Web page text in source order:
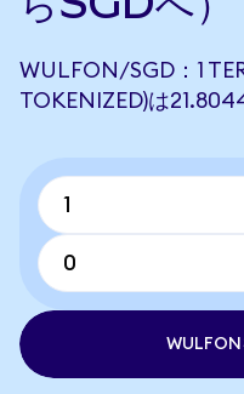
WULFON/SGD：1
TOKENIZED)は
WULFON